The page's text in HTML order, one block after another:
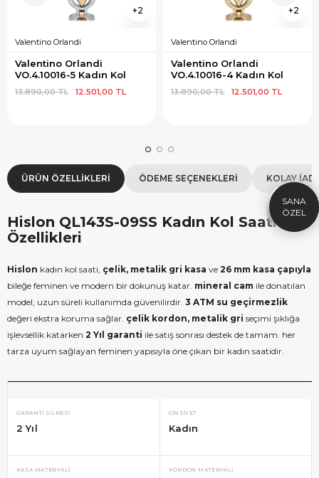
2
Valentino Orlandi
Valentino Orlandi
VO.4.10016-5 Kadın Kol
12.501,00 TL
13.890,00 TL
2
Valentino Orlandi
Valentino Orlandi
VO.4.10016-4 Kadın Kol
12.501,00 TL
13.890,00 TL
ÜRÜN ÖZELLIKLERI ÖDEME SEÇENEKLERI KOLAY
Hislon QL143S-09SS Kadın Kol Saati
Özellikleri
Hislon kadın kol saati, çelik, metalik gri kasa ve 26 mm kasa çapıyla
bileğe feminen ve modern bir dokunuş katar. mineral cam ile donatılan
model, uzun süreli kullanımda güvenilirdir. 3 ATM su geçirmezlik
değeri ekstra koruma sağlar. çelik kordon, metalik gri seçimi şıklığa
işlevsellik katarken 2 Yıl garanti ile satış sonrası destek de tamam. her
tarza uyum sağlayan feminen yapısıyla öne çıkan bir kadın saatidir.
GARANTI SÜRESI
2 Yıl
CINSIYET
Kadın
KASA MATERYALI KORDON MATERYALI
HEDIYE
ÇEKI
9.999 TL üzeri alışverişe özel
KOPYALA